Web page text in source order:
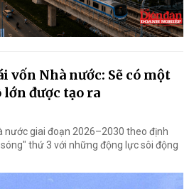
vốn Nhà nước: Sẽ có một
được tạo ra
nước giai đoạn 2026–2030 theo định
thứ 3 với những động lực sôi động